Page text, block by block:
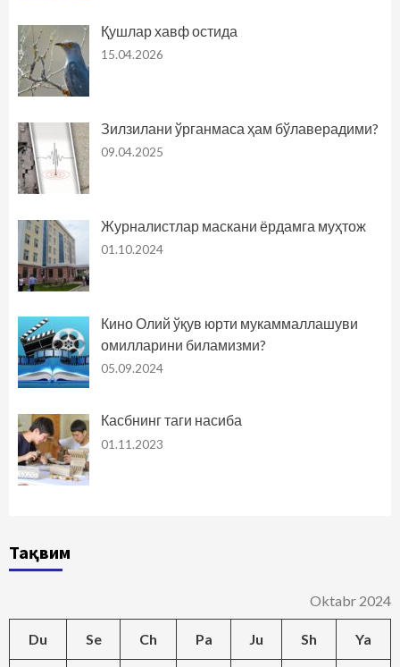
Қушлар хавф остида
15.04.2026
Зилзилани ўрганмаса ҳам бўлаверадими?
09.04.2025
Журналистлар маскани ёрдамга муҳтож
01.10.2024
Кино Олий ўқув юрти мукаммаллашуви
омилларини биламизми?
05.09.2024
Касбнинг таги насиба
01.11.2023
Тақвим
Oktabr 2024
Du Se Ch Pa Ju Sh Ya